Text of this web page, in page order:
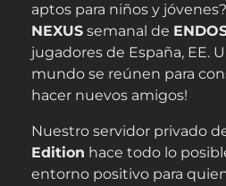
aptos para niños y
NEXUS semanal de
jugadores de España, EE.
mundo se reúnen para
hacer nuevos amigos!
Nuestro servidor privado
Edition hace todo lo
entorno positivo para